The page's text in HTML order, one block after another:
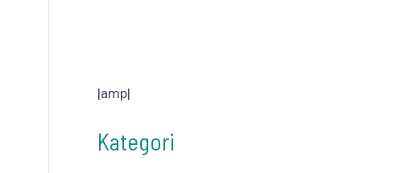
|amp|
Kategori